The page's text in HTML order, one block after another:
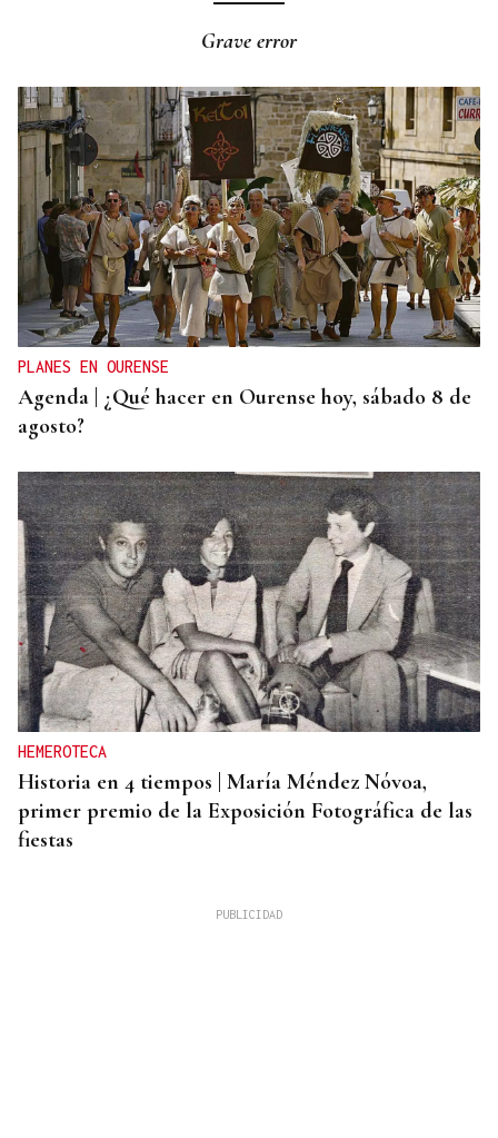
Grave error
PLANES EN OURENSE
Agenda | ¿Qué hacer en Ourense hoy, sábado 8 de
agosto?
HEMEROTECA
Historia en 4 tiempos | María Méndez Nóvoa,
primer premio de la Exposición Fotográfica de las
fiestas